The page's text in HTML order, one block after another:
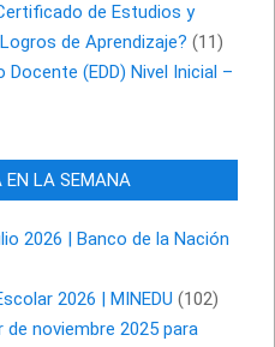
de Estudios y
de Aprendizaje? (11)
Docente (EDD) Nivel Inicial –
EN LA SEMANA
2026 | Banco de la Nación
2026 | MINEDU (102)
de noviembre 2025 para